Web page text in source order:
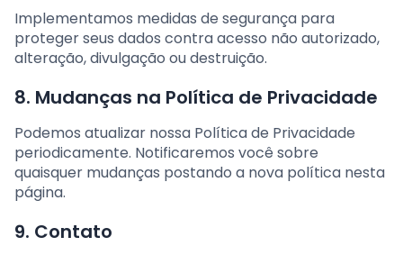
Implementamos medidas de segurança para
proteger seus dados contra acesso não autorizado,
alteração, divulgação ou destruição.
8. Mudanças na Política de Privacidade
Podemos atualizar nossa Política de Privacidade
periodicamente. Notificaremos você sobre
quaisquer mudanças postando a nova política nesta
página.
9. Contato